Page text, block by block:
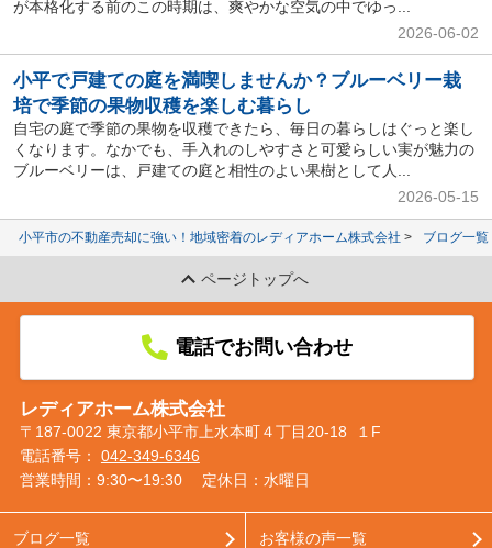
が本格化する前のこの時期は、爽やかな空気の中でゆっ...
2026-06-02
小平で戸建ての庭を満喫しませんか？ブルーベリー栽
培で季節の果物収穫を楽しむ暮らし
自宅の庭で季節の果物を収穫できたら、毎日の暮らしはぐっと楽し
くなります。なかでも、手入れのしやすさと可愛らしい実が魅力の
ブルーベリーは、戸建ての庭と相性のよい果樹として人...
2026-05-15
小平市の不動産売却に強い！地域密着のレディアホーム株式会社 ブログ一覧
ページトップへ
電話でお問い合わせ
レディアホーム株式会社
〒187-0022 東京都小平市上水本町４丁目20-18 １F
電話番号： 042-349-6346
営業時間：9:30〜19:30
定休日：水曜日
ブログ一覧 お客様の声一覧